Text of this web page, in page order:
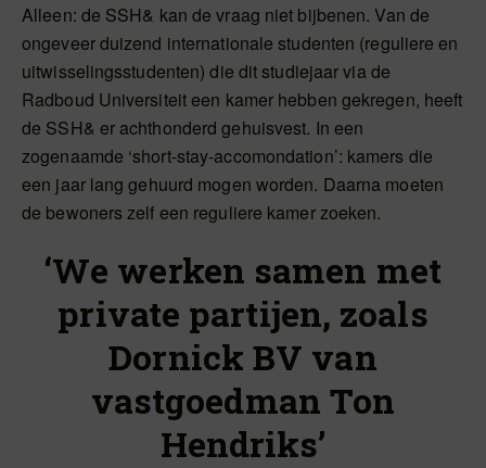
Alleen: de SSH& kan de vraag niet bijbenen. Van de
ongeveer duizend internationale studenten (reguliere en
uitwisselingsstudenten) die dit studiejaar via de
Radboud Universiteit een kamer hebben gekregen, heeft
de SSH& er achthonderd gehuisvest. In een
zogenaamde ‘short-stay-accomondation’: kamers die
een jaar lang gehuurd mogen worden. Daarna moeten
de bewoners zelf een reguliere kamer zoeken.
‘We werken samen met
private partijen, zoals
Dornick BV van
vastgoedman Ton
Hendriks’